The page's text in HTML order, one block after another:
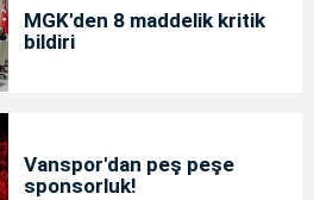
MGK'den 8 maddelik kritik
bildiri
Vanspor'dan peş peşe
sponsorluk!